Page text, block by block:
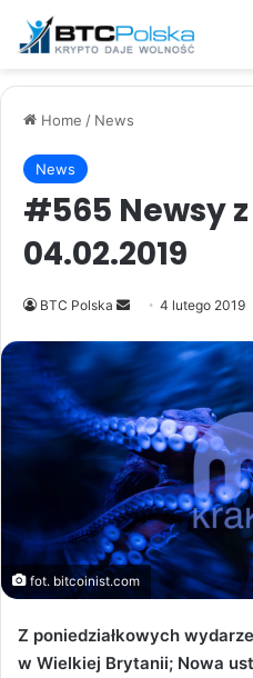
Home / News
News
#565 Newsy
04.02.2019
BTC Polska
Send
email
4 lutego 2019
fot. bitcoinist.com
Z poniedziałkowych
w Wielkiej Brytanii; Nowa